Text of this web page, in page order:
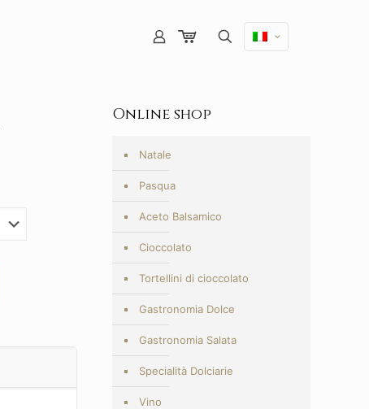
Online shop
Natale
Pasqua
Aceto Balsamico
Cioccolato
Tortellini di cioccolato
Gastronomia Dolce
Gastronomia Salata
Specialità Dolciarie
Vino